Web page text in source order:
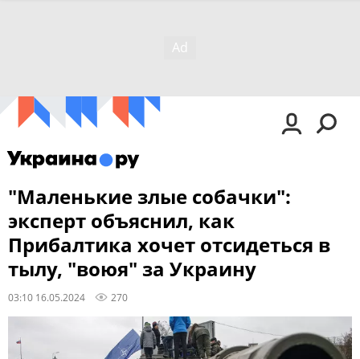
"Маленькие злые собачки":
эксперт объяснил, как
Прибалтика хочет отсидеться в
тылу, "воюя" за Украину
03:10 16.05.2024 270